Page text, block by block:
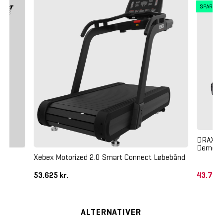
Xebex Motorized 2.0 Smart Connect Løbebånd
53.625 kr.
SPAR
DRAX
Demo
ALTERNATIVER